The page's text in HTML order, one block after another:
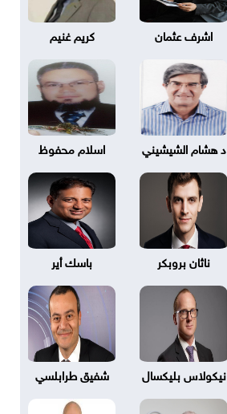
اشرف عثمان كريم غنيم
د هشام الشيشيني اسلام محفوظ
ناثان بروبكر باسك أير
نيكولاس بليكسال شفيق طرابلسي